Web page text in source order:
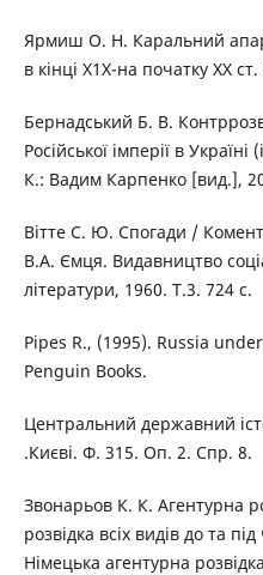
Ярмиш О. Н. Каральний
в кінці Х1Х-на початку ХХ
Бернадський Б. В.
Російської імперії в
К.: Вадим Карпенко [вид.],
Вітте С. Ю. Спогади /
В.А. Ємця. Видавництво
літератури, 1960. Т.3. 724 с.
Pipes R., (1995). Russia
Penguin Books.
Центральний державний
.Києві. Ф. 315. Оп. 2. Спр. 8.
Звонарьов К. К. Агентурна
розвідка всіх видів до та
Німецька агентурна